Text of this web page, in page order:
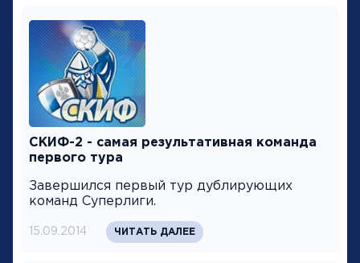
СКИФ-2 - самая результативная команда
первого тура
Завершился первый тур дублирующих
команд Суперлиги.
15.09.2014 ЧИТАТЬ ДАЛЕЕ